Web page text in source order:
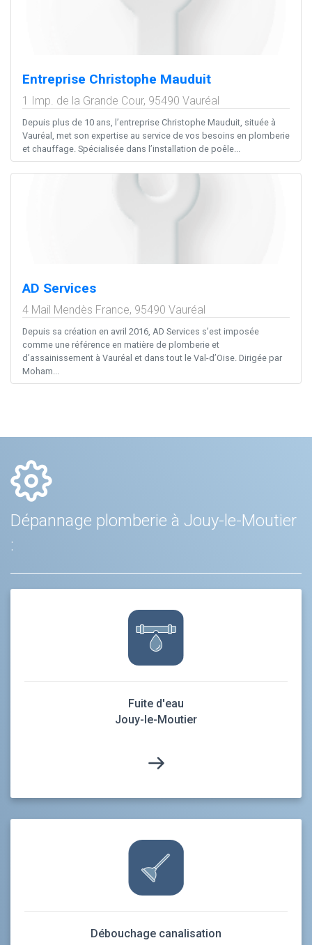
Entreprise Christophe Mauduit
1 Imp. de la Grande Cour, 95490 Vauréal
Depuis plus de 10 ans, l’entreprise Christophe Mauduit, située à
Vauréal, met son expertise au service de vos besoins en plomberie
et chauffage. Spécialisée dans l’installation de poêle...
AD Services
4 Mail Mendès France, 95490 Vauréal
Depuis sa création en avril 2016, AD Services s’est imposée
comme une référence en matière de plomberie et
d’assainissement à Vauréal et dans tout le Val-d’Oise. Dirigée par
Moham...
Dépannage plomberie à Jouy-le-Moutier
:
Fuite d'eau
Jouy-le-Moutier
Débouchage canalisation